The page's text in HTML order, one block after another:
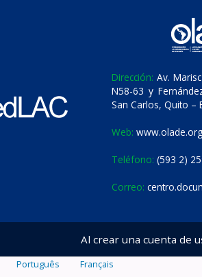
Dirección: Av.
N58-63 y
San Carlos, Quito –
Web: www.olade.org
Teléfono: (593 2)
Correo:
Al crear una cuenta de
Português Français